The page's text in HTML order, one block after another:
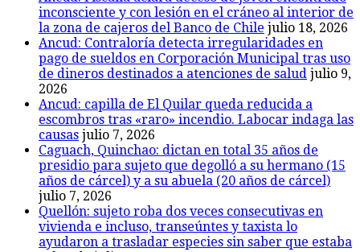
inconsciente y con lesión en el cráneo al interior de
la zona de cajeros del Banco de Chile julio 18, 2026
Ancud: Contraloría detecta irregularidades en
pago de sueldos en Corporación Municipal tras uso
de dineros destinados a atenciones de salud julio 9,
2026
Ancud: capilla de El Quilar queda reducida a
escombros tras «raro» incendio. Labocar indaga las
causas julio 7, 2026
Caguach, Quinchao: dictan en total 35 años de
presidio para sujeto que degolló a su hermano (15
años de cárcel) y a su abuela (20 años de cárcel)
julio 7, 2026
Quellón: sujeto roba dos veces consecutivas en
vivienda e incluso, transeúntes y taxista lo
ayudaron a trasladar especies sin saber que estaba